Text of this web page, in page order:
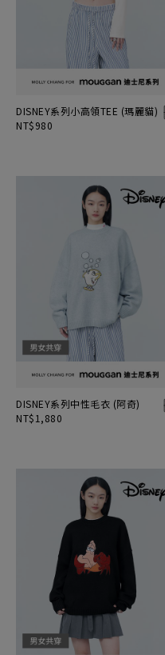
DISNEY系列小高領TEE (瑪麗貓)
NT$980
DISNEY系列中性毛衣 (阿奇)
NT$1,880